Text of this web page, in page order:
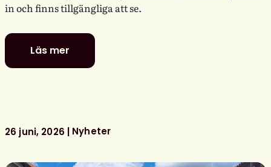
in och finns tillgängliga att se.
Läs mer
Se
Svensk
Almedalen
26 juni, 2026 Nyheter